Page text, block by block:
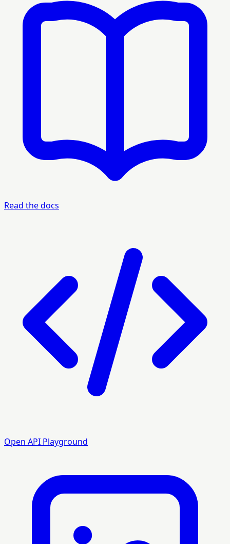
Read the docs
Open API Playground